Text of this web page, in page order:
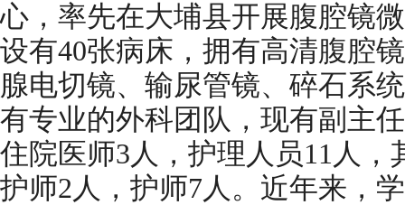
心，率先在大埔县开展腹腔镜
设有40张病床，拥有高清腹腔
腺电切镜、输尿管镜、碎石系
有专业的外科团队，现有副主
住院医师3人，护理人员11人
护师2人，护师7人。近年来，